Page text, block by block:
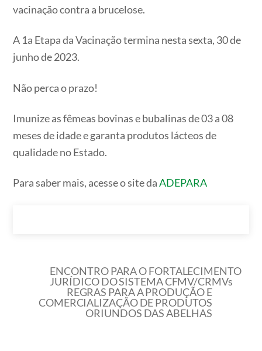
vacinação contra a brucelose.
A 1a Etapa da Vacinação termina nesta sexta, 30 de
junho de 2023.
Não perca o prazo!
Imunize as fêmeas bovinas e bubalinas de 03 a 08
meses de idade e garanta produtos lácteos de
qualidade no Estado.
Para saber mais, acesse o site daADEPARA
ENCONTRO PARA O FORTALECIMENTO
JURÍDICO DO SISTEMA CFMV/CRMVs
REGRAS PARA A PRODUÇÃO E
COMERCIALIZAÇÃO DE PRODUTOS
ORIUNDOS DAS ABELHAS